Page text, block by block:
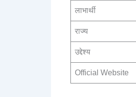
लाभार्थी
राज्य
उद्देश्य
Official Website